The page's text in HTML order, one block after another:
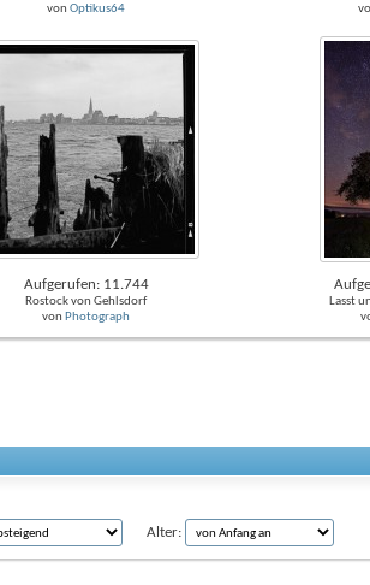
von Optikus64
Aufgerufen: 11.744
Rostock von Gehlsdorf
von Photograph
Lasst
Alter: